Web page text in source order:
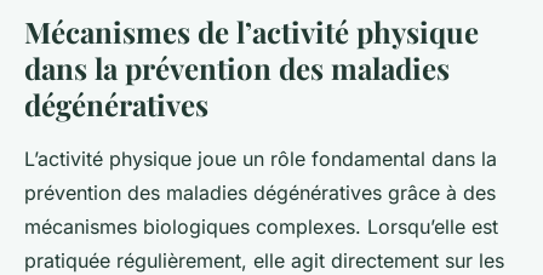
Mécanismes de l’activité physique
dans la prévention des maladies
dégénératives
L’activité physique joue un rôle fondamental dans la
prévention des maladies dégénératives grâce à des
mécanismes biologiques complexes. Lorsqu’elle est
pratiquée régulièrement, elle agit directement sur les